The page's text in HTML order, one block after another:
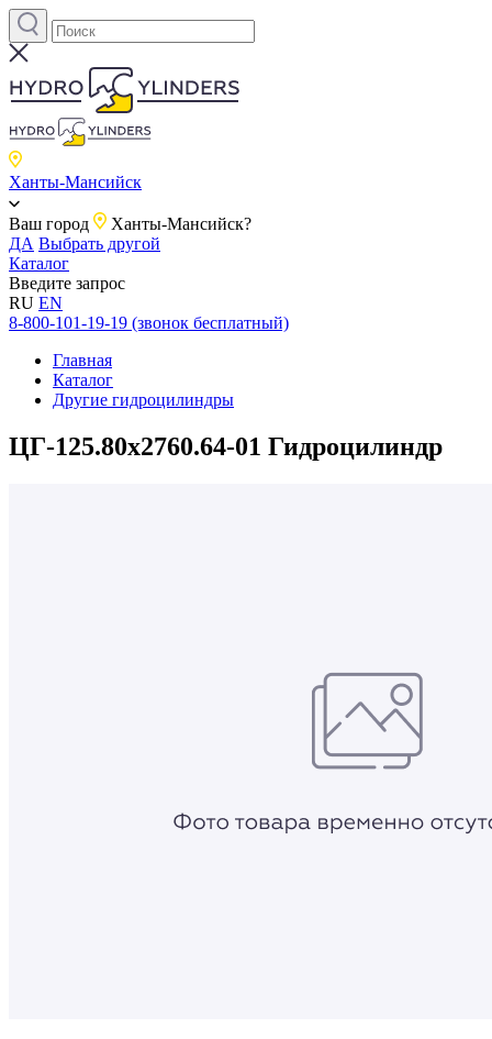
Ханты-Мансийск
Ваш город
Ханты-Мансийск?
ДА Выбрать другой
Каталог
Введите запрос
RU EN
8-800-101-19-19 (звонок бесплатный)
Главная
Каталог
Другие гидроцилиндры
ЦГ-125.80х2760.64-01 Гидроцилиндр